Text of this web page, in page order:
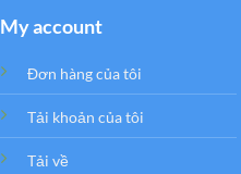
My account
Đơn hàng của tôi
Tải khoản của tôi
Tải về